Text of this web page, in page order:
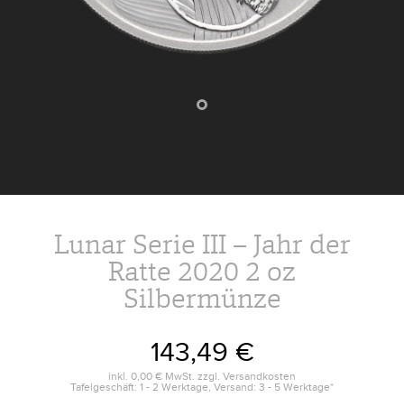
Lunar Serie III – Jahr der
Ratte 2020 2 oz
Silbermünze
143,49 €
inkl. 0,00 € MwSt. zzgl. Versandkosten
Tafelgeschäft: 1 - 2 Werktage, Versand: 3 - 5 Werktage*